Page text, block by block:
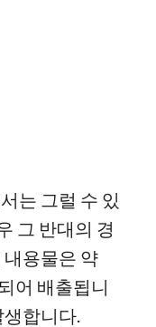
는 그럴 수 있
그 반대의 경
내용물은 약
어 배출됩니
생합니다.